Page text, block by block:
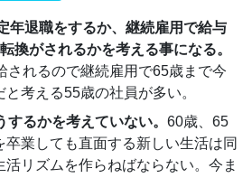
年退職をするか、継続雇用で給与
換がされるかを考える事になる。
されるので継続雇用で65歳まで今
考える55歳の社員が多い。
するかを考えていない。 60歳、65
卒業しても直面する新しい生活は同
活リズムを作らねばならない。今ま